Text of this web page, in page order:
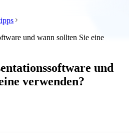
und wann sollten Sie eine
und
verwenden?